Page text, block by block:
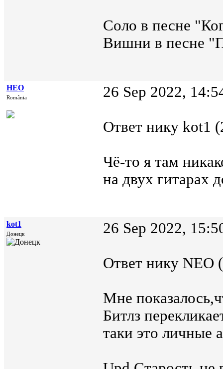
Соло в песне
Вишни в песне
НЕО
România 26 Sep 2022,
Ответ нику kot1
Чё-то я там
на двух гитарах
kot1
Донецк 26 Sep 2022,
Ответ нику
Мне
Битлз
таки это личные